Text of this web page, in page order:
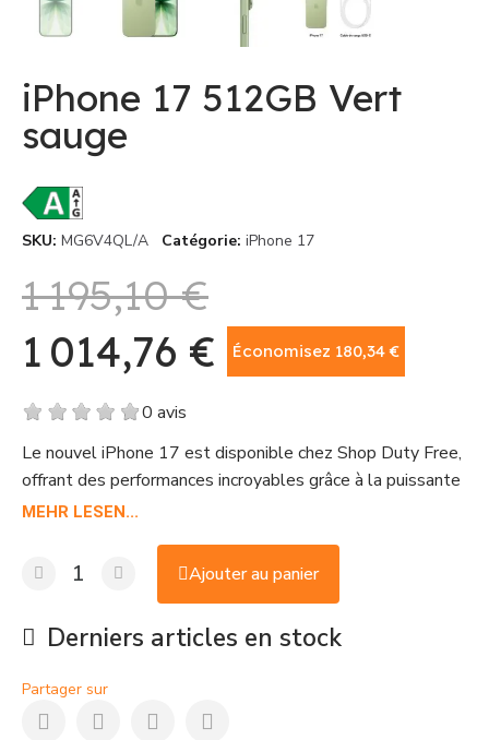
iPhone 17 512GB Vert
sauge
SKU MG6V4QL/A Catégorie iPhone 17
1 195,10 €
1 014,76 €
Économisez 180,34 €
0 avis
Le nouvel iPhone 17 est disponible chez Shop Duty Free,
offrant des performances incroyables grâce à la puissante
puce A19 et un système de double caméra avancé de 48
spectaculaire et profitez d'un design durable avec le
Ceramic Shield. Achetez l'iPhone 17 au meilleur prix de
MEHR LESEN...
Ajouter au panier
Derniers articles en stock
Partager sur